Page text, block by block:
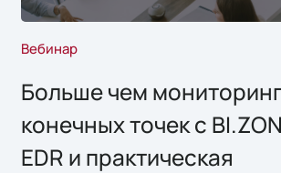
Вебинар
Больше чем
конечных точек с
EDR и практическая